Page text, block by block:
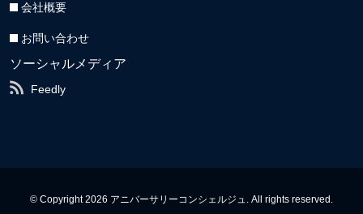
会社概要
お問い合わせ
ソーシャルメディア
Feedly
© Copyright 2026 アニバーサリーコンシェルジュ. All rights reserved.